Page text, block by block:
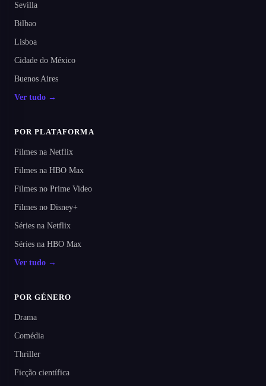
Sevilla
Bilbao
Lisboa
Cidade do México
Buenos Aires
Ver tudo →
POR PLATAFORMA
Filmes na Netflix
Filmes na HBO Max
Filmes no Prime Video
Filmes no Disney+
Séries na Netflix
Séries na HBO Max
Ver tudo →
POR GÉNERO
Drama
Comédia
Thriller
Ficção científica